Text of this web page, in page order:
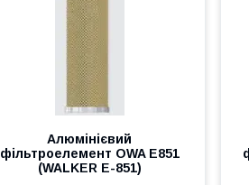
Алюмінієвий
фільтроелемент OWA E851
(WALKER E-851)